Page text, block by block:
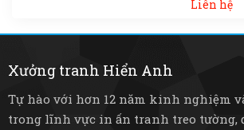
Liên hệ
Xưởng tranh Hiển Anh
Tự hào với hơn 12 năm kinh nghiệm
trong lĩnh vực in ấn tranh treo tường,